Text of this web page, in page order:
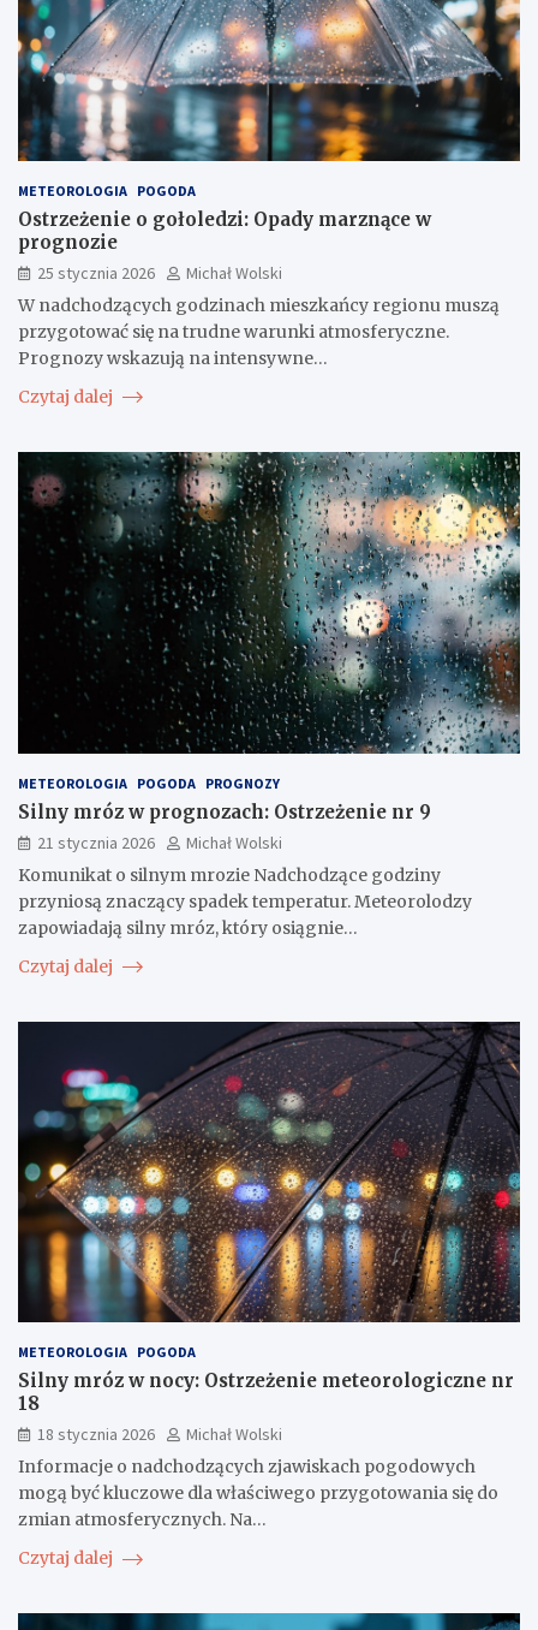
METEOROLOGIA POGODA
Ostrzeżenie o gołoledzi: Opady marznące w
prognozie
25 stycznia 2026
Michał Wolski
W nadchodzących godzinach mieszkańcy regionu muszą
przygotować się na trudne warunki atmosferyczne.
Prognozy wskazują na intensywne…
Czytaj dalej
METEOROLOGIA POGODA PROGNOZY
Silny mróz w prognozach: Ostrzeżenie nr 9
21 stycznia 2026
Michał Wolski
Komunikat o silnym mrozie Nadchodzące godziny
przyniosą znaczący spadek temperatur. Meteorolodzy
zapowiadają silny mróz, który osiągnie…
Czytaj dalej
METEOROLOGIA POGODA
Silny mróz w nocy: Ostrzeżenie meteorologiczne nr
18
18 stycznia 2026
Michał Wolski
Informacje o nadchodzących zjawiskach pogodowych
mogą być kluczowe dla właściwego przygotowania się do
zmian atmosferycznych. Na…
Czytaj dalej